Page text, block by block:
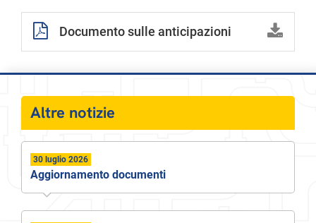
Documento sulle anticipazioni
Altre notizie
30 luglio 2026
Aggiornamento documenti